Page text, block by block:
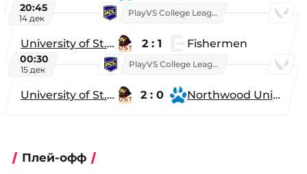
20:45
14 дек
PlayVS College League 2025: Fall
University of St. Thomas 2 : 1 Fishermen
00:30
15 дек
PlayVS College League 2025: Fall
University of St. Thomas 2 : 0 Northwood University
Плей-офф